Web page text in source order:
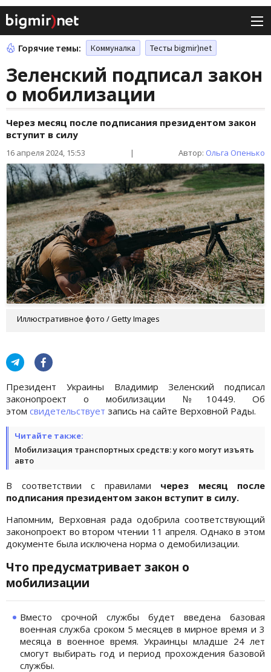
Горячие темы: Коммуналка Тесты bigmir)net
Зеленский подписал закон
о мобилизации
Через месяц после подписания президентом закон
вступит в силу
16 апреля 2024, 15:53 | Автор: Ольга Опенько
Иллюстративное фото / Getty Images
Президент Украины Владимир Зеленский подписал
законопроект о мобилизации №10449. Об
этом свидетельствует запись на сайте Верховной Рады.
Читайте также:
Мобилизация транспортных средств: у кого могут изъять
авто
В соответствии с правилами через месяц после
подписания президентом закон вступит в силу.
Напомним, Верховная рада одобрила соответствующий
законопроект во втором чтении 11 апреля. Однако в этом
документе была исключена норма о демобилизации.
Что предусматривает закон о
мобилизации
Вместо срочной службы будет введена базовая
военная служба сроком 5 месяцев в мирное время и 3
месяца в военное время. Украинцы младше 24 лет
смогут выбирать год и период прохождения базовой
службы.